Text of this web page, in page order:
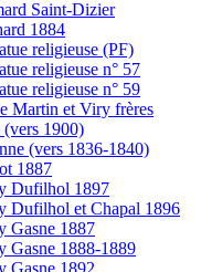
Saint-Dizier
1884
religieuse (PF)
religieuse n° 57
religieuse n° 59
Martin et Viry frères
(vers 1900)
(vers 1836-1840)
1887
Dufilhol 1897
Dufilhol et Chapal 1896
Gasne 1887
Gasne 1888-1889